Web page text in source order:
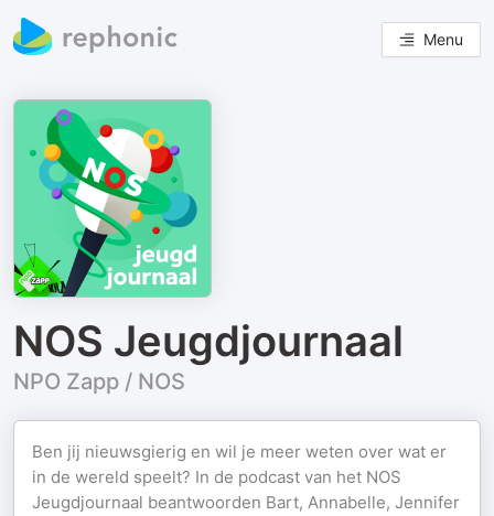
Menu
NOS Jeugdjournaal
NPO Zapp / NOS
Ben jij nieuwsgierig en wil je meer weten over wat er
in de wereld speelt? In de podcast van het NOS
Jeugdjournaal beantwoorden Bart, Annabelle, Jennifer